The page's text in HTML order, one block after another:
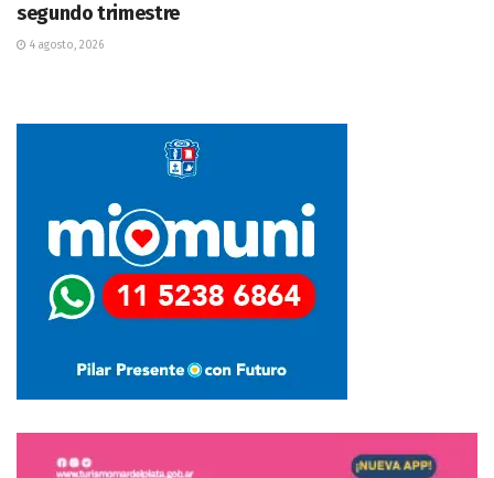
segundo trimestre
4 agosto, 2026